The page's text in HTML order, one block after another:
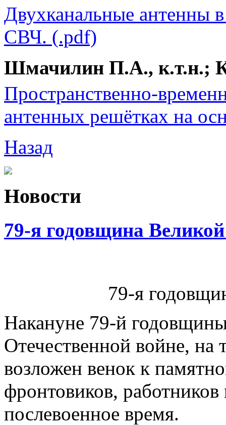
Двухканальные антенны
СВЧ. (.pdf)
Шмачилин П.А., к.т.н.;
Пространственно-
антенных решётках на
Назад
Новости
79-я годовщина
79-я
Накануне 79-й
Отечественной войне, на
возложен венок к
фронтовиков,
послевоенное время.